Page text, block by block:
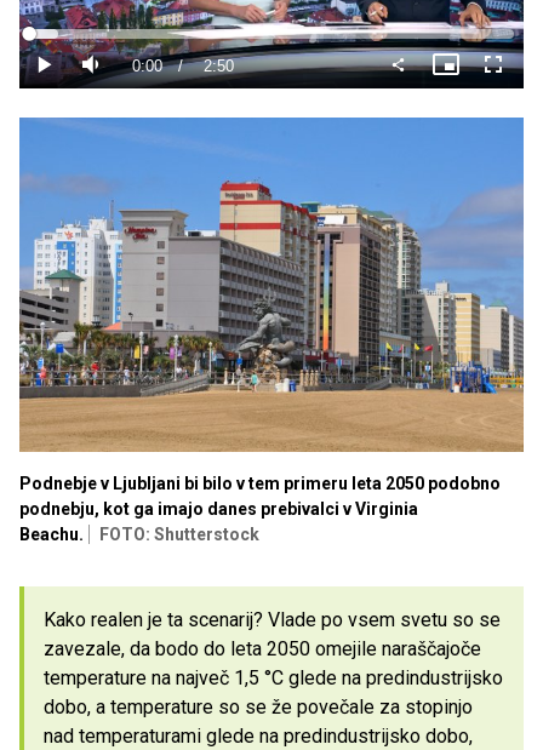
Predvajaj
Predvajaj
Tiho Current
Time
0:00 / Duration
2:50
Loaded:
5.82%
Slika
v
način
Podnebje v Ljubljani bi bilo v tem primeru leta 2050 podobno
podnebju, kot ga imajo danes prebivalci v Virginia
Beachu.
FOTO: Shutterstock
Kako realen je ta scenarij? Vlade po vsem svetu so se
zavezale, da bodo do leta 2050 omejile naraščajoče
temperature na največ 1,5 °C glede na predindustrijsko
dobo, a temperature so se že povečale za stopinjo
nad temperaturami glede na predindustrijsko dobo,